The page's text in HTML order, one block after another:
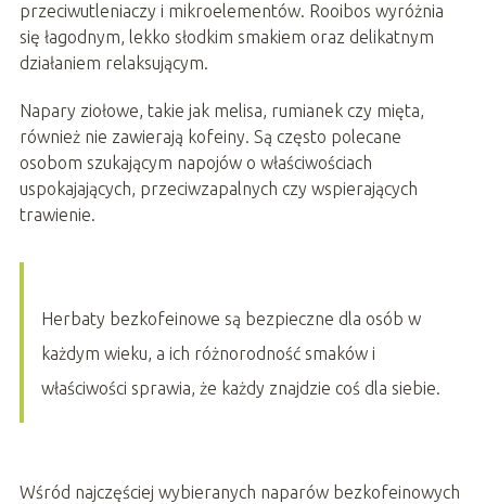
przeciwutleniaczy i mikroelementów. Rooibos wyróżnia
się łagodnym, lekko słodkim smakiem oraz delikatnym
działaniem relaksującym.
Napary ziołowe, takie jak melisa, rumianek czy mięta,
również nie zawierają kofeiny. Są często polecane
osobom szukającym napojów o właściwościach
uspokajających, przeciwzapalnych czy wspierających
trawienie.
Herbaty bezkofeinowe są bezpieczne dla osób w
każdym wieku, a ich różnorodność smaków i
właściwości sprawia, że każdy znajdzie coś dla siebie.
Wśród najczęściej wybieranych naparów bezkofeinowych